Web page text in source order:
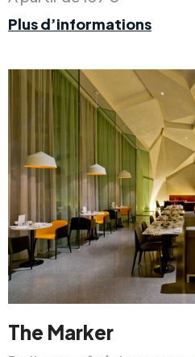
Plus d’informations
The Marker